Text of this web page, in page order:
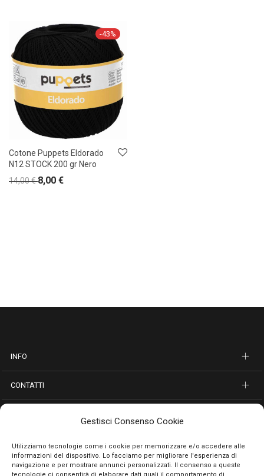
Gestisci Consenso Cookie
Utilizziamo tecnologie come i cookie per memorizzare e/o accedere alle
informazioni del dispositivo. Lo facciamo per migliorare l'esperienza di
navigazione e per mostrare annunci personalizzati. Il consenso a queste
-43%
Cotone Puppets Eldorado
N12 STOCK 200 gr Nero
14,00€ 8,00 €
INFO
CONTATTI
PAGAMENTI SICURI